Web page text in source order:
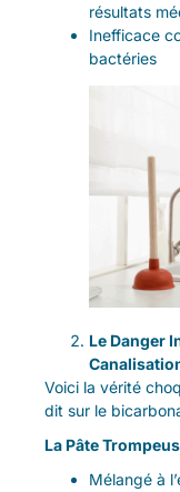
résultats
Inefficace
bactéries
Le Danger
Voici la vérité
dit sur le
La Pâte
Mélangé à